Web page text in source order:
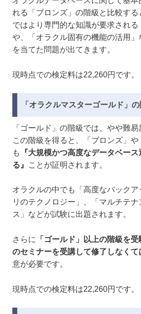
れる「ブロンズ」の階級と比較する
ではより専門的な知識が要求される
や、「オラクル固有の機能の活用」
を当てた問題が出てきます。
現時点での検定料は22,260円です。
「オラクルマスターゴールド」
「ゴールド」の階級では、やや難易
この階級を得ると、「ブロンズ」や
も
『大規模かつ高度なデータベー
る』
ことが証明されます。
オラクルの中でも「高度なバック
リのテクノロジー」、「マルチテ
ス」などが試験に出題されます。
さらに
「ゴールド」以上の階級を
のセミナーを受講して修了しなくて
意が必要です。
現時点での検定料は22,260円です。